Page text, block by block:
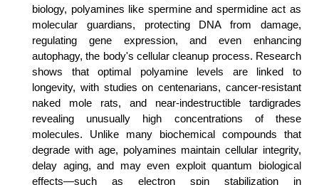
biology, polyamines like spermine and spermidine act as
molecular guardians, protecting DNA from damage,
regulating gene expression, and even enhancing
autophagy, the body's cellular cleanup process. Research
shows that optimal polyamine levels are linked to
longevity, with studies on centenarians, cancer-resistant
naked mole rats, and near-indestructible tardigrades
revealing unusually high concentrations of these
molecules. Unlike many biochemical compounds that
degrade with age, polyamines maintain cellular integrity,
delay aging, and may even exploit quantum biological
effects—such as electron spin stabilization in